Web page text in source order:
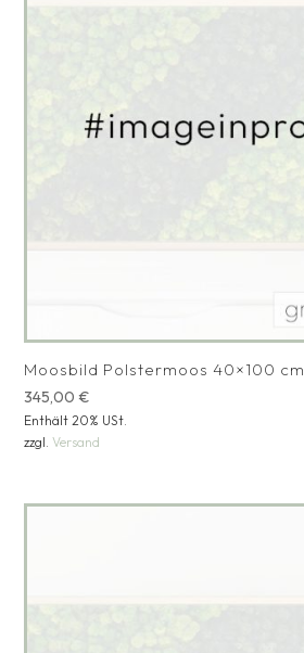
Moosbild Polstermoos 40×100 cm
345,00€
Enthält 20% USt.
zzgl.Versand